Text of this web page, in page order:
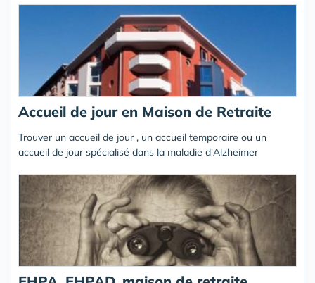
Accueil de jour en Maison de Retraite
Trouver un accueil de jour , un accueil temporaire ou un
accueil de jour spécialisé dans la maladie d'Alzheimer